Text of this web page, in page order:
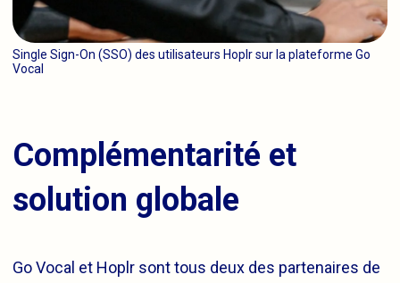
Single Sign-On (SSO) des utilisateurs Hoplr sur la plateforme Go
Vocal
Complémentarité et
solution globale
Go Vocal et Hoplr sont tous deux des partenaires de